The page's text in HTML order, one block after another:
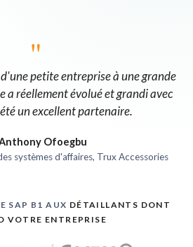
"
petite entreprise à une grande
a réellement évolué et grandi avec
un excellent partenaire.
Ofoegbu
systèmes d'affaires, Trux Accessories
SAP B1 AUX DÉTAILLANTS DONT
VOTRE ENTREPRISE